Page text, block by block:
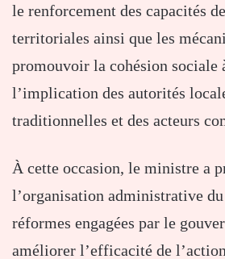
le renforcement des capacités
territoriales ainsi que les
promouvoir la cohésion sociale
l’implication des autorités
traditionnelles et des acteurs
À cette occasion, le ministre a
l’organisation administrative
réformes engagées par le
améliorer l’efficacité de